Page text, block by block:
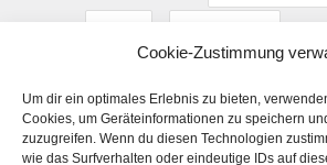
Cookie-Zustimmung
Um dir ein optimales Erlebnis zu bieten,
Cookies, um Geräteinformationen zu speichern
zuzugreifen. Wenn du diesen Technologien
wie das Surfverhalten oder eindeutige IDs auf
,